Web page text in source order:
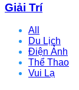
Giải Trí
All
Du Lịch
Điện Ảnh
Thể Thao
Vui Lạ